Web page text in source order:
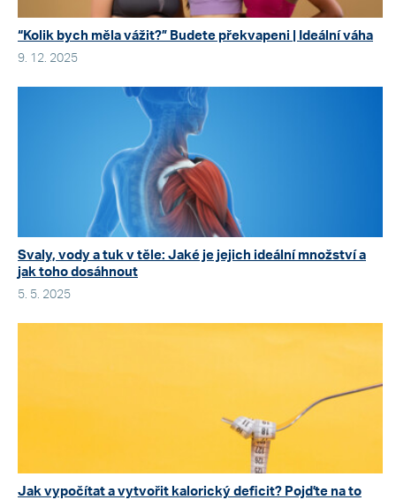
“Kolik bych měla vážit?” Budete překvapeni | Ideální váha
9. 12. 2025
Svaly, vody a tuk v těle: Jaké je jejich ideální množství a
jak toho dosáhnout
5. 5. 2025
Jak vypočítat a vytvořit kalorický deficit? Pojďte na to